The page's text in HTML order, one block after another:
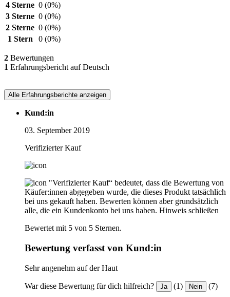
4 Sterne 0 (0%)
3 Sterne 0 (0%)
2 Sterne 0 (0%)
1 Stern
0 (0%)
2 Bewertungen
1 Erfahrungsbericht auf Deutsch
Alle Erfahrungsberichte anzeigen
Kund:in
03. September 2019
Verifizierter Kauf
"Verifizierter Kauf“ bedeutet, dass die Bewertung von
Käufer:innen abgegeben wurde, die dieses Produkt tatsächlich
bei uns gekauft haben. Bewerten können aber grundsätzlich
alle, die ein Kundenkonto bei uns haben. Hinweis schließen
Bewertet mit 5 von 5 Sternen.
Bewertung verfasst von Kund:in
Sehr angenehm auf der Haut
War diese Bewertung für dich hilfreich? Ja (1) Nein (7)